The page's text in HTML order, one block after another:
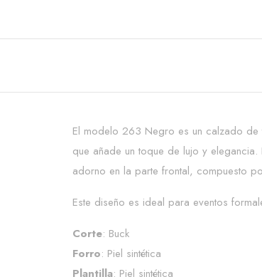
El modelo 263 Negro es un calzado de
que añade un toque de lujo y
adorno en la parte frontal, compuesto
Este diseño es ideal para eventos
Corte: Buck
Forro: Piel sintética
Plantilla: Piel sintética